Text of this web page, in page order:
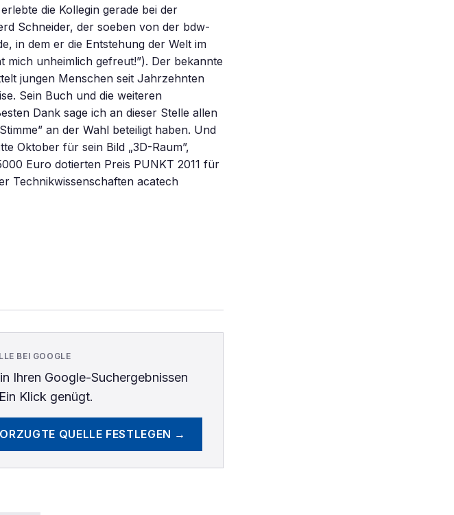
die Kollegin gerade bei der
Schneider, der soeben von der bdw-
in dem er die Entstehung der Welt im
mich unheimlich gefreut!”). Der bekannte
jungen Menschen seit Jahrzehnten
Sein Buch und die weiteren
Dank sage ich an dieser Stelle allen
an der Wahl beteiligt haben. Und
Oktober für sein Bild „3D-Raum”,
Euro dotierten Preis PUNKT 2011 für
Technikwissenschaften acatech
BEI GOOGLE
Ihren Google-Suchergebnissen
Klick genügt.
QUELLE FESTLEGEN →